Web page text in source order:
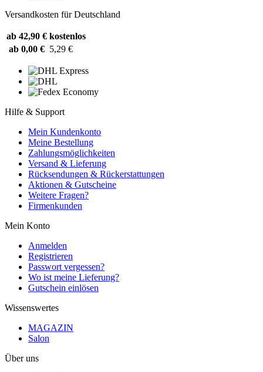
Versandkosten für Deutschland
ab 42,90 € kostenlos
ab 0,00 € 5,29 €
Hilfe & Support
Mein Kundenkonto
Meine Bestellung
Zahlungsmöglichkeiten
Versand & Lieferung
Rücksendungen & Rückerstattungen
Aktionen & Gutscheine
Weitere Fragen?
Firmenkunden
Mein Konto
Anmelden
Registrieren
Passwort vergessen?
Wo ist meine Lieferung?
Gutschein einlösen
Wissenswertes
MAGAZIN
Salon
Über uns